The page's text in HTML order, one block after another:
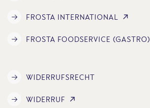
FROSTA INTERNATIONAL
FROSTA FOODSERVICE (GASTRO)
WIDERRUFSRECHT
WIDERRUF